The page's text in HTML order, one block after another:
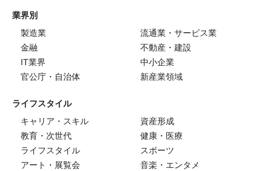
業界別
製造業
流通業・サービス業
金融
不動産・建設
IT業界
中小企業
官公庁・自治体
新産業領域
ライフスタイル
キャリア・スキル
資産形成
教育・次世代
健康・医療
ライフスタイル
スポーツ
アート・展覧会
音楽・エンタメ